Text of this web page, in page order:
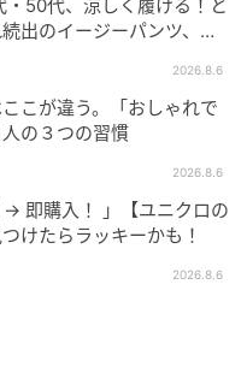
・50代、涼しく履ける！と
出のイージーパンツ、買
2026.8.6
こが違う。「おしゃれで
の３つの習慣
2026.8.6
→ 即購入！ 」【ユニクロの
けたらラッキーかも！
2026.8.6